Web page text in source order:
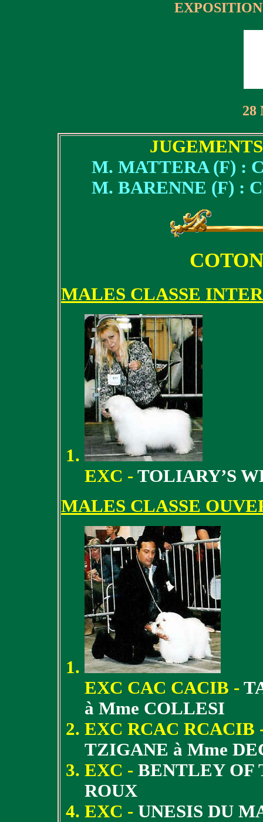
28
M. MATTERA (F) :
M. BARENNE (F) :
MALES CLASSE
EXC - TOLIARY’S
MALES CLASSE
EXC CAC CACIB -
à Mme COLLESI
EXC RCAC RCACIB
TZIGANE à Mme
EXC - BENTLEY OF
ROUX
EXC - UNESIS DU